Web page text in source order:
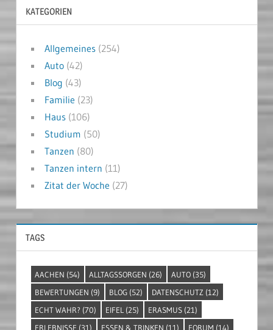
KATEGORIEN
Allgemeines(254)
Auto(42)
Blog (43)
Familie (23)
Haus(106)
Studium (50)
Tanzen (80)
Tanzen intern (11)
Zitat der Woche (27)
TAGS
AACHEN (54) ALLTAGSSORGEN (26) AUTO (35)
BEWERTUNGEN (9) BLOG (52) DATENSCHUTZ (12)
ECHT WAHR? (70) EIFEL (25) ERASMUS (21)
ERLEBNISSE (31) ESSEN & TRINKEN (11) FORUM (14)